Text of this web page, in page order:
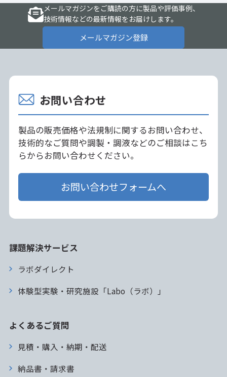
メールマガジンをご購読の方に製品や評価事例、
技術情報などの最新情報をお届けします。
メールマガジン登録
お問い合わせ
製品の販売価格や法規制に関するお問い合わせ、
技術的なご質問や調製・調液などのご相談はこち
らからお問い合わせください。
お問い合わせフォームへ
課題解決サービス
ラボダイレクト
体験型実験・研究施設「Labo（ラボ）」
よくあるご質問
見積・購入・納期・配送
納品書・請求書